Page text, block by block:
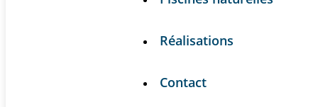
Réalisations
Contact